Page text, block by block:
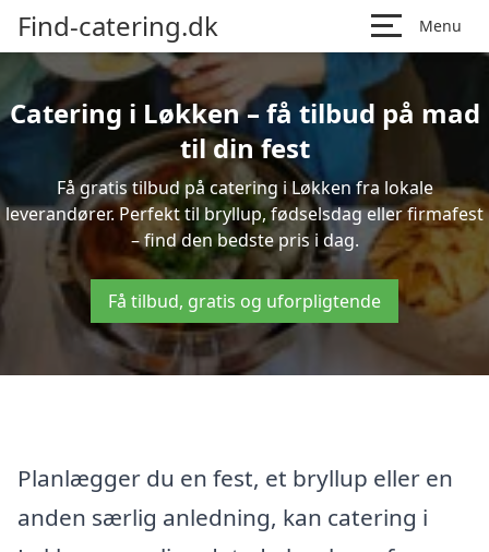
Find-catering.dk Menu
Catering i Løkken – få tilbud på mad
til din fest
Få gratis tilbud på catering i Løkken fra lokale
leverandører. Perfekt til bryllup, fødselsdag eller firmafest
– find den bedste pris i dag.
Få tilbud, gratis og uforpligtende
Planlægger du en fest, et bryllup eller en
anden særlig anledning, kan catering i